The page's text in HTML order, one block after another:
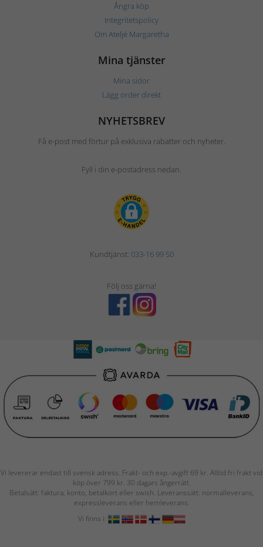
Ångra köp
Integritetspolicy
Om Ateljé Margaretha
Mina tjänster
Mina sidor
Lägg order direkt
NYHETSBREV
Få e-post med förtur på exklusiva rabatter och nyheter.
Fyll i din e-postadress nedan.
Kundtjänst: 033-16 99 50
Följ oss gärna!
Vi levererar endast till svensk adress. Frakt- och exp.-avgift 69 kr. Alltid fri frakt vid
köp över 799 kr. 30 dagars ångerrätt.
Betalsätt: faktura, konto, betalkort eller swish. Leveranssätt: normalleverans,
expressleverans eller hemleverans.
Vi finns i: